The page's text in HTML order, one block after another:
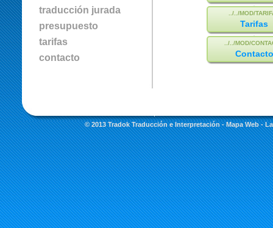
traducción jurada
presupuesto
tarifas
contacto
Tarifas
Contacto
© 2013 Tradok Traducción e Interpretación -Mapa Web-